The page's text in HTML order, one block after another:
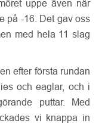
uppe även när
på -16. Det gav oss
med hela 11 slag
efter första rundan
och eaglar, och i
puttar. Med
vi knappa in